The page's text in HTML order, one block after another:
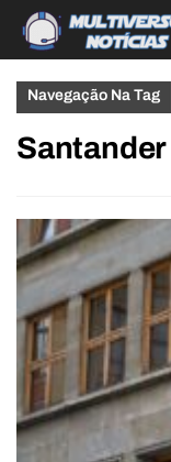
Navegação Na Tag
Santander